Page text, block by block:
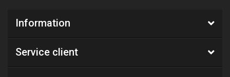
Information
Service client